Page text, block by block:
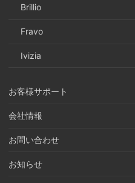
Brillio
Fravo
Ivizia
お客様サポート
会社情報
お問い合わせ
お知らせ